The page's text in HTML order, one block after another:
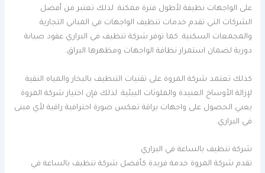
على الواجهات نظيفة لأطول فترة ممكنة. لذلك تعتبر من أفضل
الشركات التي تقدم خدمات تنظيف الواجهات في المباني التجارية
والمجمعات السكنية. كما توفر شركة تنظيف في البراري عقود صيانة
دورية لضمان استمرار نظافة الواجهات ومظهرها البراق.
كذلك تعتمد شركة المروة على تقنيات التنظيف بالبخار والمياه النقية
لإزالة الأوساخ العنيدة والملوثات البيئية. لذلك فإن اختيار شركة المروة
يعني الحصول على واجهات براقة تعكس صورة احترافية راقية لأي مبنى
في البراري.
شركة تنظيف بالساعة في البراري
تقدم شركة المروة خدمة فريدة كأفضل شركة تنظيف بالساعة في